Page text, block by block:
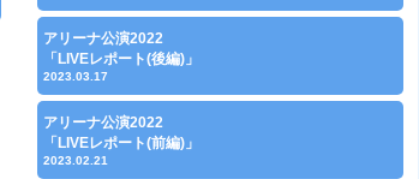
アリーナ公演2022
「LIVEレポート(後編)」
2023.03.17
アリーナ公演2022
「LIVEレポート(前編)」
2023.02.21